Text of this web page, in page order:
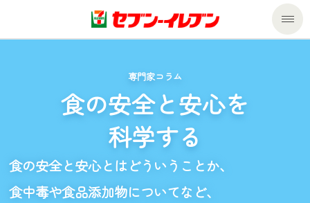
商品のご案内トップ
来週の新商品
セール・キャンペーン
サービストップ
企業情報
専門家コラム
食の安全と安心を
科学する
食の安全と安心とはどういうことか、
食中毒や食品添加物についてなど、